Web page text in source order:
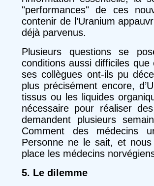
"performances" de ces
contenir de l’Uranium
déjà parvenus.
Plusieurs questions se
conditions aussi difficiles
ses collègues ont-ils pu
plus précisément encore,
tissus ou les liquides
nécessaire pour réaliser
demandent plusieurs
Comment des médecins
Personne ne le sait, et
place les médecins
5. Le dilemme